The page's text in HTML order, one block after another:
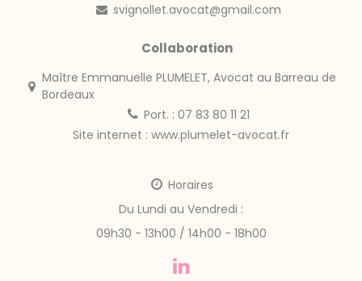
svignollet.avocat@gmail.com
Collaboration
Maître Emmanuelle PLUMELET, Avocat au Barreau de
Bordeaux
Port. : 07 83 80 11 21
Site internet : www.plumelet-avocat.fr
Horaires
Du Lundi au Vendredi :
09h30 - 13h00 / 14h00 - 18h00